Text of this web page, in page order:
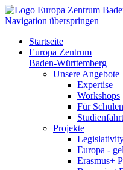
Navigation überspringen
Startseite
Europa Zentrum
Baden-Württemberg
Unsere Angebote
Expertise
Workshops
Für Schulen
Projekte
Europa -
Erasmus+